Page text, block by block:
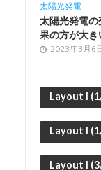
太陽光発電
太陽光発電
果の方が大き
2023年3月6
Layout I
Layout I
Layout I